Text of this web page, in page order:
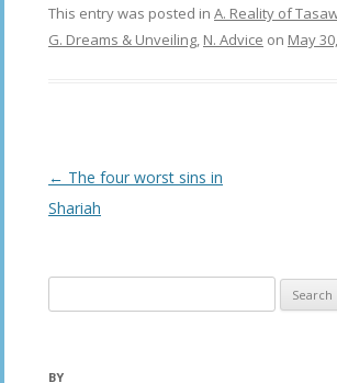
This entry was posted in A. Reality of
G. Dreams & Unveiling, N. Advice on May
Post
navigation
← The four worst sins in
Shariah
for:
BY